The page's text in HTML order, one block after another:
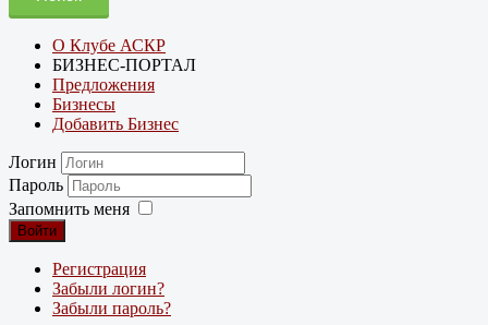
О Клубе АСКР
БИЗНЕС-ПОРТАЛ
Предложения
Бизнесы
Добавить Бизнес
Логин
Пароль
Запомнить меня
Войти
Регистрация
Забыли логин?
Забыли пароль?